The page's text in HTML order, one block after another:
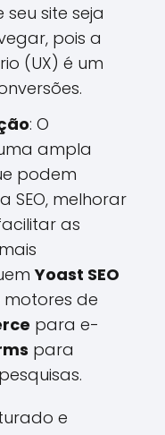
site seja
pois a
(UX) é um
: O
ampla
podem
SEO, melhorar
as
Yoast SEO
de
para e-
para
e